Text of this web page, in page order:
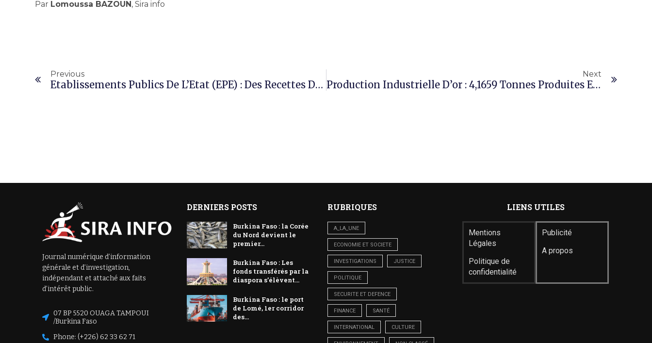
Par Lomoussa BAZOUN, Sira info
Previous
Etablissements Publics De L’Etat (EPE) : Des Recettes De 430,465 Milliards FCFA En 2023
Next
Production Industrielle D’or : 4,1659 Tonnes Produites En Septembre 2024
Journal numérique d’information
générale et d’investigation,
indépendant et attaché aux faits
d’intérêt public.
07 BP 5520 OUAGA TAMPOUI
/Burkina Faso
Phone: (+226) 62 33 62 71
DERNIERS POSTS
Burkina Faso : la Corée
du Nord devient le
premier...
Burkina Faso : Les
fonds transférés par la
diaspora s’élèvent...
Burkina Faso : le port
de Lomé, 1er corridor
des...
RUBRIQUES
A_LA_UNE
ECONOMIE ET SOCIETE
INVESTIGATIONS JUSTICE
POLITIQUE
SECURITE ET DEFENCE
FINANCE SANTÉ
INTERNATIONAL CULTURE
LIENS UTILES
Mentions
Légales
Politique de
confidentialité
Publicité
A propos